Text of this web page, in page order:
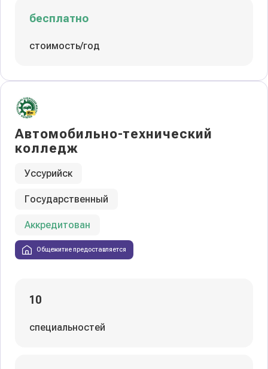
бесплатно
стоимость/год
Автомобильно-технический
колледж
Уссурийск
Государственный
Аккредитован
Общежитие предоставляется
10
специальностей